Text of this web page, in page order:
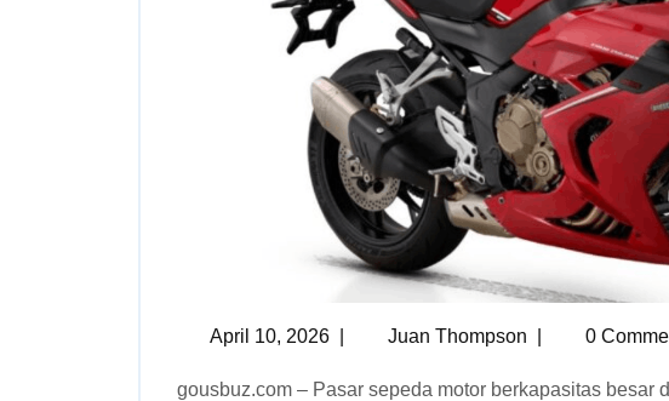
April 10, 2026 Juan Thompson 0
gousbuz.com – Pasar sepeda motor berkapasitas besar di Indonesia baru saja kedatangan